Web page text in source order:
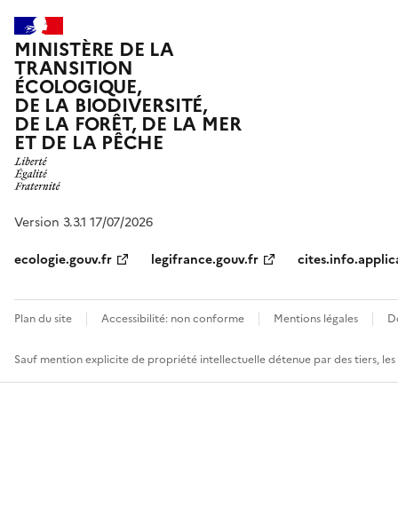
MINISTÈRE DE LA
TRANSITION
ÉCOLOGIQUE,
DE LA BIODIVERSITÉ,
DE LA FORÊT, DE LA MER
ET DE LA PÊCHE
Version 3.3.1 17/07/2026
ecologie.gouv.fr
legifrance.gouv.fr
Plan du site Accessibilité: non conforme Mentions légales
Sauf mention explicite de propriété intellectuelle détenue par des tiers,